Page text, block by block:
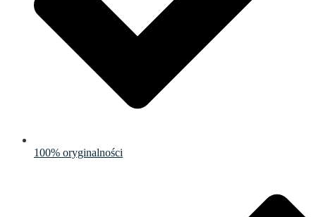
100% oryginalności